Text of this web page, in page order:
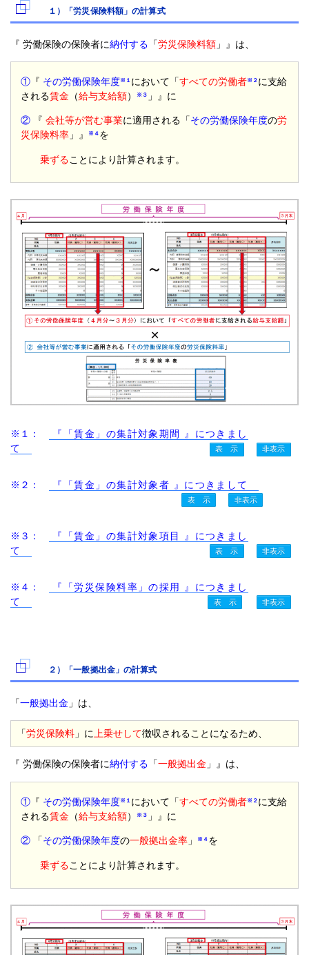
１）「労災保険料額」の計算式
『 労働保険の保険者に納付する 「労災保険料額 」』は、
① 『 その労働保険年度※１ において「すべての労働者※２ に支給
される賃金 （給与支給額） ※３ 」』に
② 『会社等が営む事業に適用される「その労働保険年度の労
災保険料率 」』 ※４ を
乗ずることにより計算されます。
※１：
『「賃金」の集計対象期間 』につきまし
て
※２： 『「賃金」の集計対象者 』につきまして
※３：
『「賃金」の集計対象項目 』につきまし
て
※４：
『「労災保険料率」の採用 』につきまし
て
２）「一般拠出金」の計算式
「一般拠出金 」は、
「労災保険料 」に 上乗せして徴収されることになるため、
『 労働保険の保険者に納付する 「一般拠出金 」』は、
① 『 その労働保険年度※１ において「すべての労働者※２ に支給
される賃金 （給与支給額） ※３ 」』に
② 「その労働保険年度の一般拠出金率 」 ※４ を
乗ずることにより計算されます。